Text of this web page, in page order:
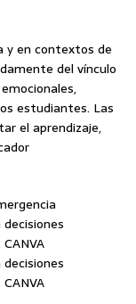
y en contextos de
del vínculo
estudiantes. Las
el aprendizaje,